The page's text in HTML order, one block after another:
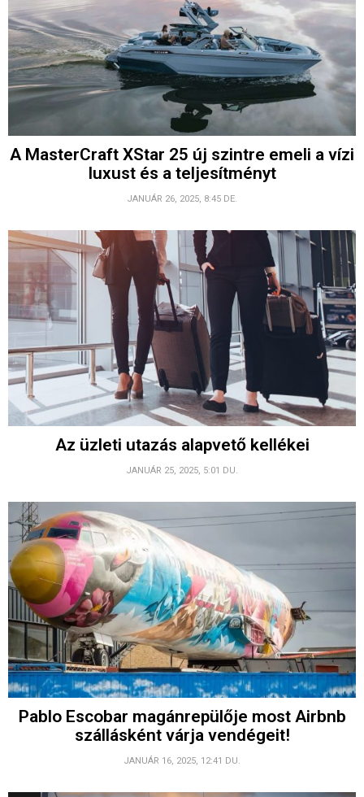
A MasterCraft XStar 25 új szintre emeli a vízi
luxust és a teljesítményt
JANUÁR 26, 2025, 8:45 DE.
Az üzleti utazás alapvető kellékei
JANUÁR 25, 2025, 5:01 DU.
Pablo Escobar magánrepülője most Airbnb
szállásként várja vendégeit!
JANUÁR 16, 2025, 12:41 DU.